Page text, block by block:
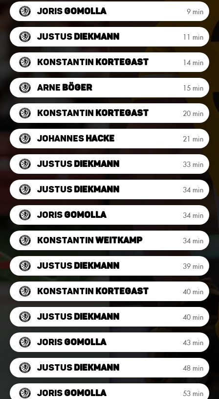
JorisGomolla 9 min
JustusDiekmann 11 min
Konstantin Kortegast 14 min
Arne Böger 15 min
Konstantin Kortegast 20 min
JohannesHacke 21 min
JustusDiekmann 33 min
JustusDiekmann 34 min
JorisGomolla 34 min
KonstantinWeitkamp 34 min
JustusDiekmann 39 min
Konstantin Kortegast 40 min
JustusDiekmann 40 min
JorisGomolla 43 min
JustusDiekmann 48 min
JorisGomolla 53 min